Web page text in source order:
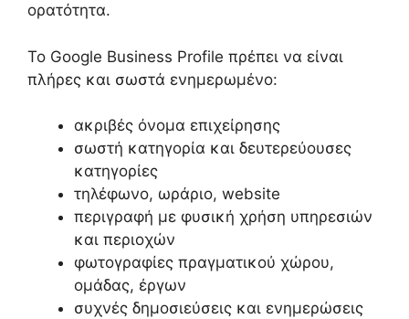
ορατότητα.
Το Google Business Profile πρέπει να είναι
πλήρες και σωστά ενημερωμένο:
ακριβές όνομα επιχείρησης
σωστή κατηγορία και δευτερεύουσες
κατηγορίες
τηλέφωνο, ωράριο, website
περιγραφή με φυσική χρήση υπηρεσιών
και περιοχών
φωτογραφίες πραγματικού χώρου,
ομάδας, έργων
συχνές δημοσιεύσεις και ενημερώσεις